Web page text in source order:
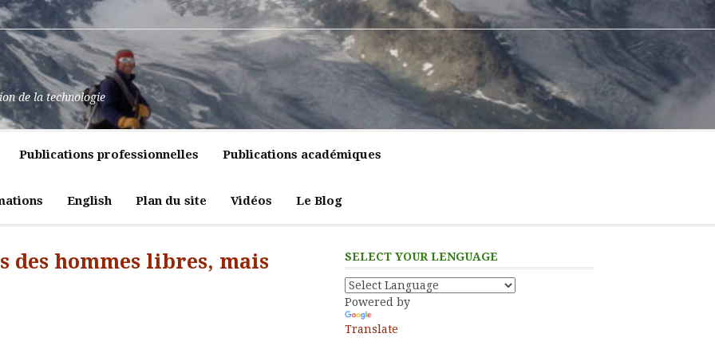
de la technologie
Publications professionnelles Publications académiques
English Plan du site Vidéos Le Blog
des hommes libres, mais
SELECT YOUR LENGUAGE
Powered by
Translate